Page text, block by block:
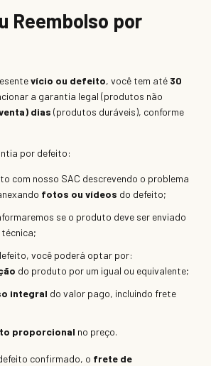
Reembolso por
vício ou defeito, você tem até 30
a garantia legal (produtos não
dias (produtos duráveis), conforme
por defeito:
com nosso SAC descrevendo o problema
fotos ou vídeos do defeito;
se o produto deve ser enviado
você poderá optar por:
do produto por um igual ou equivalente;
integral do valor pago, incluindo frete
proporcional no preço.
confirmado, o frete de